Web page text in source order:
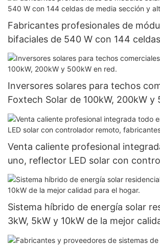
Fabricantes profesionales de
bifaciales de 540 W con 144
sección y alta eficiencia.
Inversores solares para techos
Foxtech Solar de 100kW, 200kW y
Venta caliente profesional
uno, reflector LED solar con
fabricantes
Sistema híbrido de energía solar
3kW, 5kW y 10kW de la mejor
hogar.